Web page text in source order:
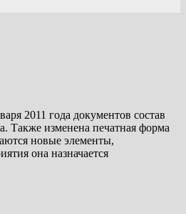
2011 года документов состав
Также изменена печатная форма
новые элементы,
она назначается